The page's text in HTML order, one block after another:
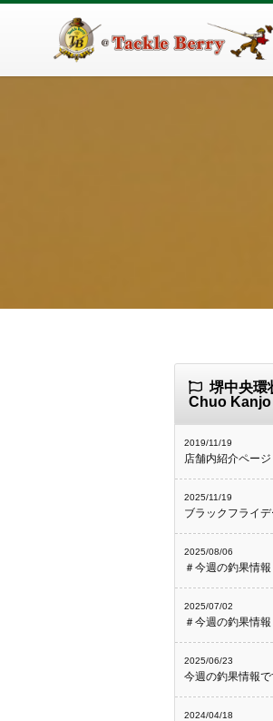
堺中央環
Chuo Kanjo
2019/11/19
店舗内紹介ページ
2025/11/19
ブラックフライデ
2025/08/06
＃今週の釣果情報
2025/07/02
＃今週の釣果情報
2025/06/23
今週の釣果情報で
2024/04/18